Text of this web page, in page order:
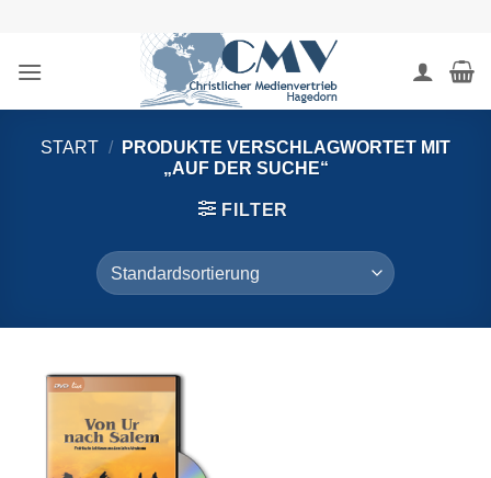
springen
START /
PRODUKTE VERSCHLAGWORTET MIT
„AUF DER SUCHE“
FILTER